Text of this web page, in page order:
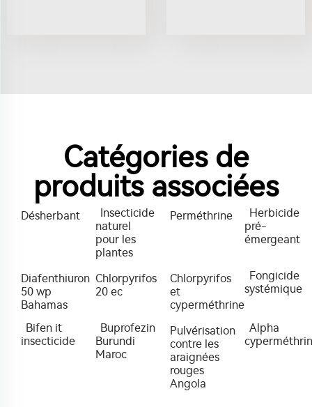
Catégories de
produits associées
Désherbant
Insecticide
naturel
pour les
plantes
Perméthrine
Herbicide
pré-
émergeant
Diafenthiuron
50 wp
Bahamas
Chlorpyrifos
20 ec
Chlorpyrifos
et
cyperméthrine
Fongicide
systémique
Bifen it
insecticide
Buprofezin
Burundi
Maroc
Pulvérisation
contre les
araignées
rouges
Angola
Alpha